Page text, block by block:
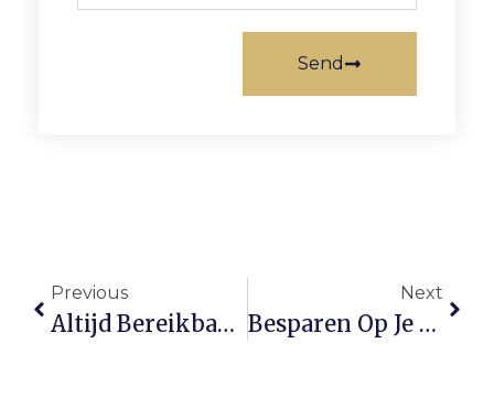
Send
Previous
Altijd Bereikbaar Als Ondernemer? Zo Vind Je Weer Balans En Rust
Next
Besparen Op Je Hypotheek? Zet In Op Een Beter Energielabel